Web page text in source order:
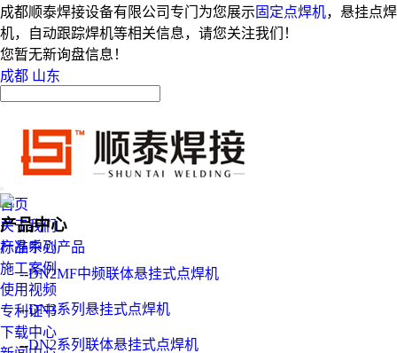
成都顺泰焊接设备有限公司专门为您展示 固定点焊机，悬挂点焊
机，自动跟踪焊机等相关信息，请您关注我们！
您暂无新询盘信息！
成都 山东
首页
关于我们
产品中心
施工案例
使用视频
专利证书
下载中心
产品中心
标准系列产品
--DN2MF中频联体悬挂式点焊机
--DN3系列悬挂式点焊机
--DN2系列联体悬挂式点焊机